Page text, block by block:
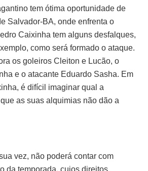
tem ótima oportunidade de
Salvador-BA, onde enfrenta o
Caixinha tem alguns desfalques,
como será formado o ataque.
os goleiros Cleiton e Lucão, o
e o atacante Eduardo Sasha. Em
é difícil imaginar qual a
as suas alquimias não dão a
vez, não poderá contar com
da temporada, cujos direitos